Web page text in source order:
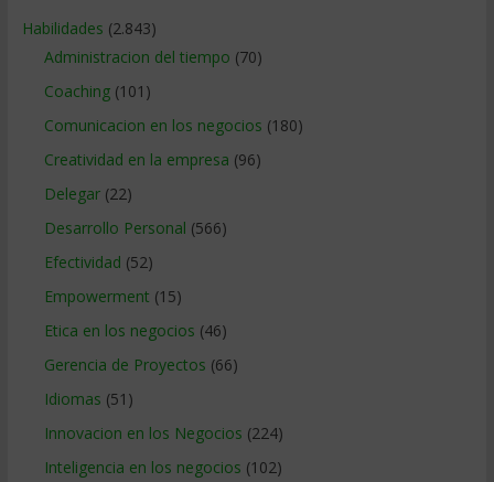
Habilidades (2.843)
Administracion del tiempo (70)
Coaching(101)
Comunicacion en los negocios (180)
Creatividad en la empresa (96)
Delegar(22)
Desarrollo Personal (566)
Efectividad (52)
Empowerment (15)
Etica en los negocios (46)
Gerencia de Proyectos (66)
Idiomas (51)
Innovacion en los Negocios (224)
Inteligencia en los negocios (102)